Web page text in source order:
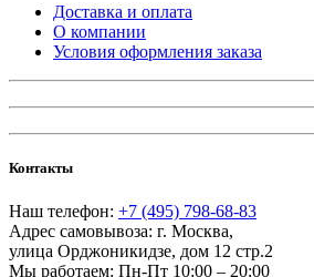
Доставка и оплата
О компании
Условия оформления заказа
Контакты
Наш телефон: +7 (495) 798-68-83
Адрес самовывоза: г. Москва,
улица Орджоникидзе, дом 12 стр.2
Мы работаем: Пн-Пт 10:00 – 20:00